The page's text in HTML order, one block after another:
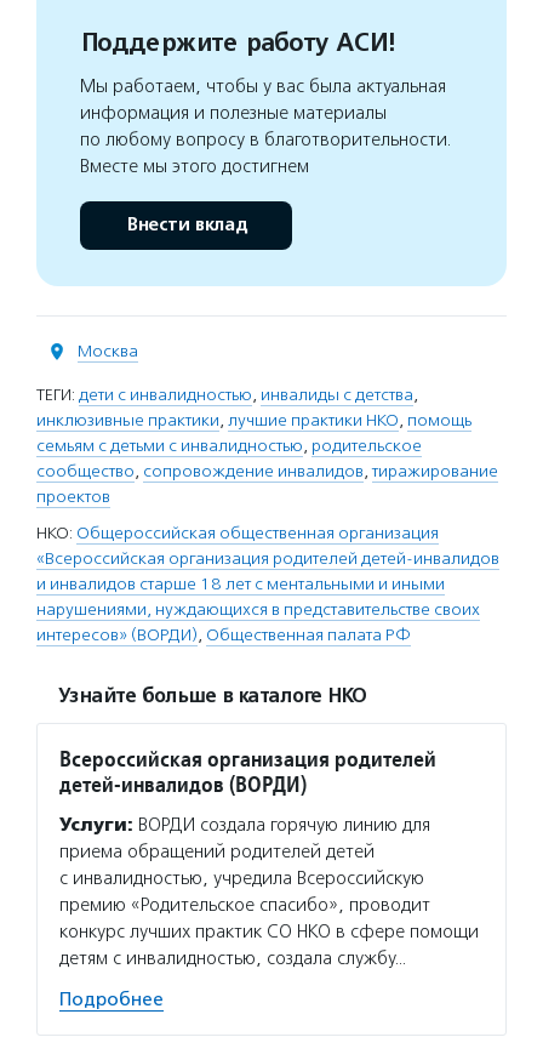
Поддержите работу АСИ!
Мы работаем, чтобы у вас была актуальная
информация и полезные материалы
по любому вопросу в благотворительности.
Вместе мы этого достигнем
Внести вклад
Москва
ТЕГИ: дети с инвалидностью, инвалиды с детства,
инклюзивные практики, лучшие практики НКО, помощь
семьям с детьми с инвалидностью, родительское
сообщество, сопровождение инвалидов,тиражирование
проектов
НКО: Общероссийская общественная организация
«Всероссийская организация родителей детей-инвалидов
и инвалидов старше 18 лет с ментальными и иными
нарушениями, нуждающихся в представительстве своих
интересов» (ВОРДИ), Общественная палата РФ
Узнайте больше в каталоге НКО
Всероссийская организация родителей
детей-инвалидов (ВОРДИ)
Услуги: ВОРДИ создала горячую линию для
приема обращений родителей детей
с инвалидностью, учредила Всероссийскую
премию «Родительское спасибо», проводит
конкурс лучших практик СО НКО в сфере помощи
детям с инвалидностью, создала службу…
Подробнее